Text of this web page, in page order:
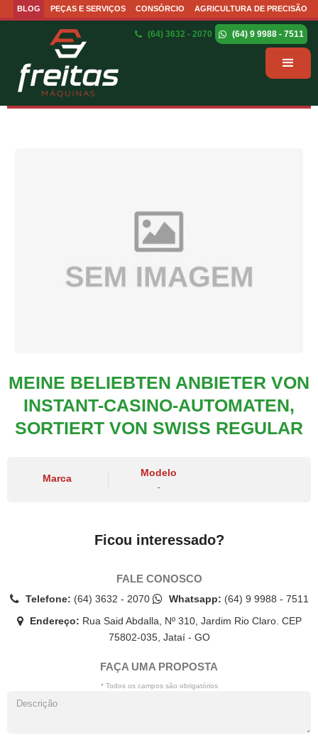
BLOG PEÇAS E SERVIÇOS CONSÓRCIO AGRICULTURA DE PRECISÃO
(64) 3632 - 2070 (64) 9 9988 - 7511
MEINE BELIEBTEN ANBIETER VON
INSTANT-CASINO-AUTOMATEN,
SORTIERT VON SWISS REGULAR
Marca
Modelo
-
Ficou interessado?
FALE CONOSCO
Telefone: (64) 3632 - 2070 Whatsapp: (64) 9 9988 - 7511
Endereço: Rua Said Abdalla, Nº 310, Jardim Rio Claro. CEP
75802-035, Jataí - GO
FAÇA UMA PROPOSTA
* Todos os campos são obrigatórios